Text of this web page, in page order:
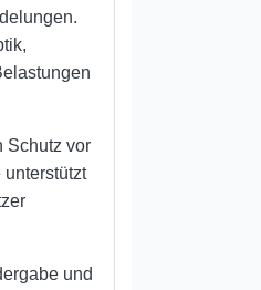
Schutz vor
und